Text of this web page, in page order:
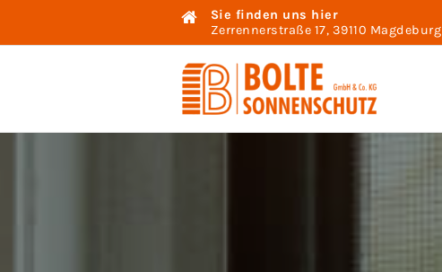
Sie finden uns hier
Zerrennerstraße 17, 39110 Magdeburg